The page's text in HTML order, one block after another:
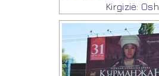
Kirgizië: Osh